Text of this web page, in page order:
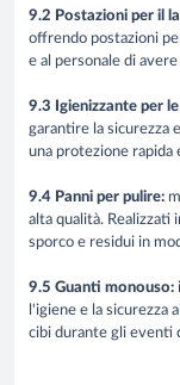
9.2 Postazioni per il
offrendo postazioni
e al personale di
9.3 Igienizzante per
garantire la sicurezza
una protezione
9.4 Panni per pulire:
alta qualità.
sporco e residui in
9.5 Guanti monouso: i
l'igiene e la sicurezza
cibi durante gli eventi